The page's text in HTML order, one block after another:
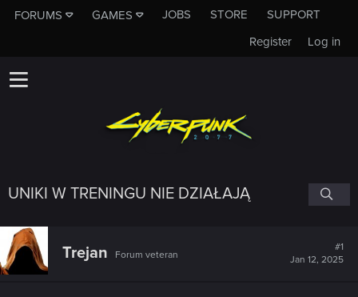
FORUMS GAMES JOBS STORE
SUPPORT
Log in
Register
UNIKI W TRENINGU NIE DZIAŁAJĄ
Trejan Forum veteran
#1
Jan 12, 2025